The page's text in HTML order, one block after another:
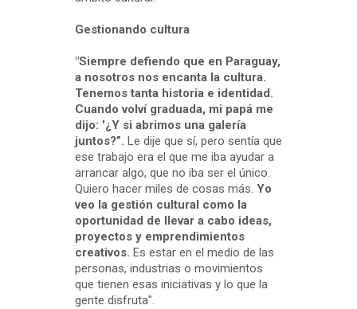
Gestionando cultura
"Siempre defiendo que en Paraguay,
a nosotros nos encanta la cultura.
Tenemos tanta historia e identidad.
Cuando volví graduada, mi papá me
dijo: '¿Y si abrimos una galería
juntos?”. Le dije que sí, pero sentía que
ese trabajo era el que me iba ayudar a
arrancar algo, que no iba ser el único.
Quiero hacer miles de cosas más. Yo
veo la gestión cultural como la
oportunidad de llevar a cabo ideas,
proyectos y emprendimientos
creativos. Es estar en el medio de las
personas, industrias o movimientos
que tienen esas iniciativas y lo que la
gente disfruta".